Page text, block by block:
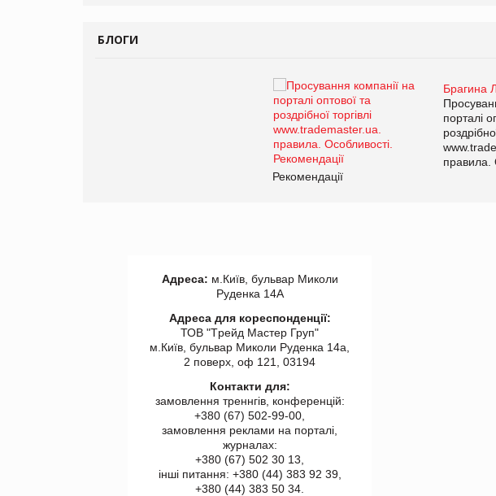
БЛОГИ
Брагина
порталі
правила.
Рекомендації
Адреса: м.Київ, бульвар Миколи
Руденка 14А
Адреса для кореспонденції:
ТОВ "Tрейд Мастер Груп"
м.Київ, бульвар Миколи Руденка 14а,
2 поверх, оф 121, 03194
Контакти для:
замовлення треннгів, конференцій:
+380 (67) 502-99-00,
замовлення реклами на порталі,
журналах:
+380 (67) 502 30 13,
інші питання: +380 (44) 383 92 39,
+380 (44) 383 50 34.